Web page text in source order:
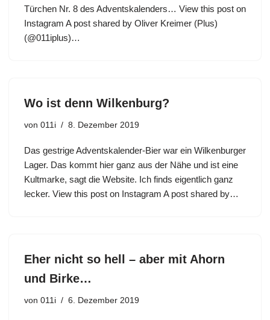
Türchen Nr. 8 des Adventskalenders… View this post on
Instagram A post shared by Oliver Kreimer (Plus)
(@011iplus)…
Wo ist denn Wilkenburg?
von 011i 8. Dezember 2019
Das gestrige Adventskalender-Bier war ein Wilkenburger
Lager. Das kommt hier ganz aus der Nähe und ist eine
Kultmarke, sagt die Website. Ich finds eigentlich ganz
lecker. View this post on Instagram A post shared by…
Eher nicht so hell – aber mit Ahorn
und Birke…
von 011i 6. Dezember 2019